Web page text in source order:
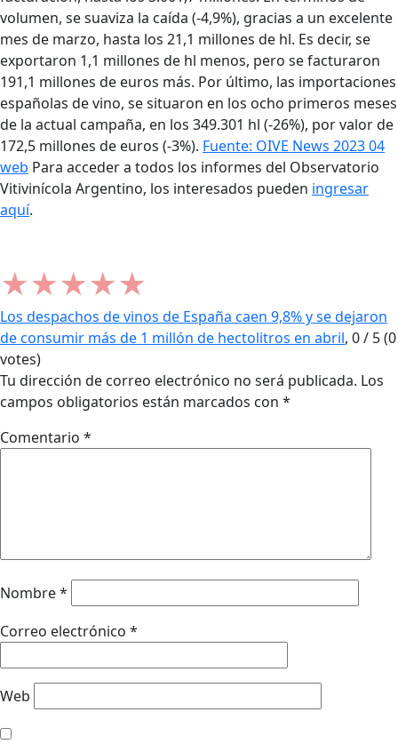
volumen, se suaviza la caída (-4,9%), gracias a un excelente
mes de marzo, hasta los 21,1 millones de hl. Es decir, se
exportaron 1,1 millones de hl menos, pero se facturaron
191,1 millones de euros más. Por último, las importaciones
españolas de vino, se situaron en los ocho primeros meses
de la actual campaña, en los 349.301 hl (-26%), por valor de
172,5 millones de euros (-3%). Fuente: OIVE News 2023 04
web Para acceder a todos los informes del Observatorio
Vitivinícola Argentino, los interesados pueden ingresar
aquí.
★★★★★
Los despachos de vinos de España caen 9,8% y se dejaron
de consumir más de 1 millón de hectolitros en abril, 0/ 5(0
votes)
Tu dirección de correo electrónico no será publicada. Los
campos obligatorios están marcados con *
Comentario *
Nombre*
Correo electrónico *
Web